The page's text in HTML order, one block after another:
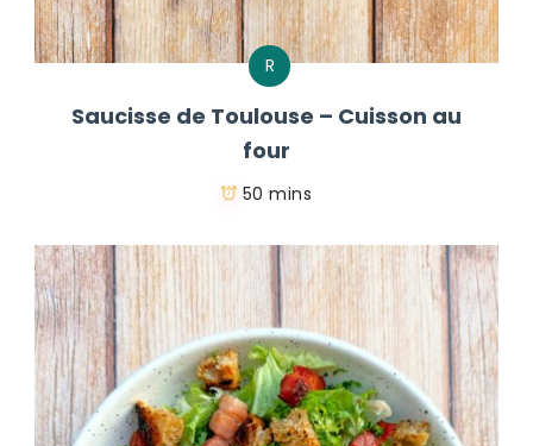
R
Saucisse de Toulouse – Cuisson au
four
50 mins